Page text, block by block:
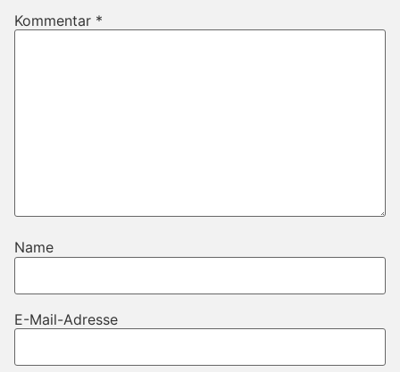
Kommentar *
Name
E-Mail-Adresse